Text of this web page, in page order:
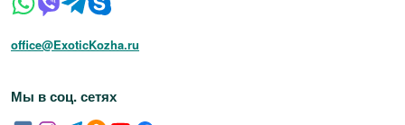
office@ExoticKozha.ru
Мы в соц. сетях